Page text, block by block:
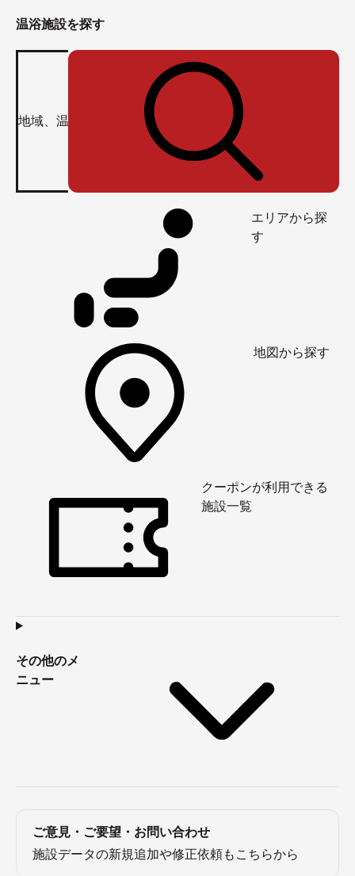
温浴施設を探す
エリアから探
す
地図から探す
クーポンが利用できる
施設一覧
その他のメ
ニュー
ご意見・ご要望・お問い合わせ
施設データの新規追加や修正依頼もこちらから